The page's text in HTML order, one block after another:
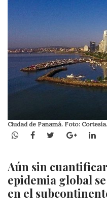
Ciudad de Panamá. Foto: Cortesía.
WhatsApp
Facebook
Twitter
Aún sin
epidemia global
en el